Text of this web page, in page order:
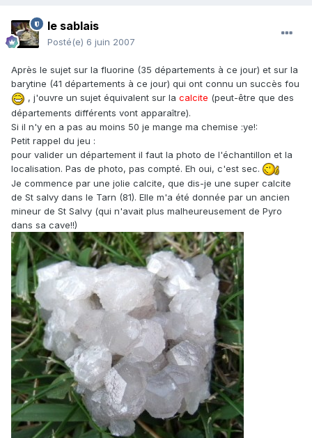
le sablais
Posté(e) 6 juin 2007
Après le sujet sur la fluorine (35 départements à ce jour) et sur la
barytine (41 départements à ce jour) qui ont connu un succès fou
, j'ouvre un sujet équivalent sur la calcite (peut-être que des
départements différents vont apparaître).
Si il n'y en a pas au moins 50 je mange ma chemise :ye!:
Petit rappel du jeu :
pour valider un département il faut la photo de l'échantillon et la
localisation. Pas de photo, pas compté. Eh oui, c'est sec.
Je commence par une jolie calcite, que dis-je une super calcite
de St salvy dans le Tarn (81). Elle m'a été donnée par un ancien
mineur de St Salvy (qui n'avait plus malheureusement de Pyro
dans sa cave!!)